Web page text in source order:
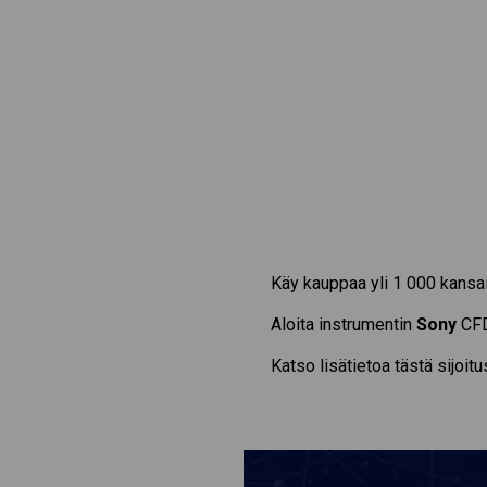
Käy kauppaa yli 1 000
Aloita instrumentin Sony
Katso lisätietoa tästä